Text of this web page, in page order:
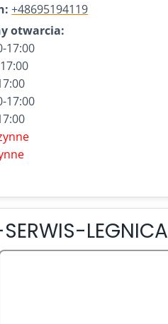
+48695194119
otwarcia:
17:00
17:00
LEGNICA